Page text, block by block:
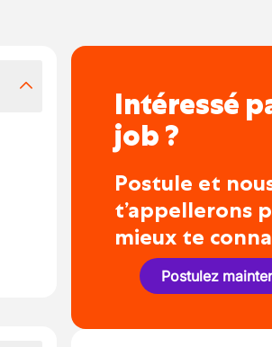
Intéressé
job ?
Postule et
t’appellerons
mieux te
Postulez